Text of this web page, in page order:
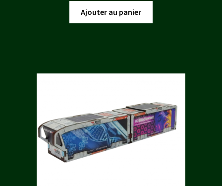
initial
était :
actuel
est :
Ajouter au panier